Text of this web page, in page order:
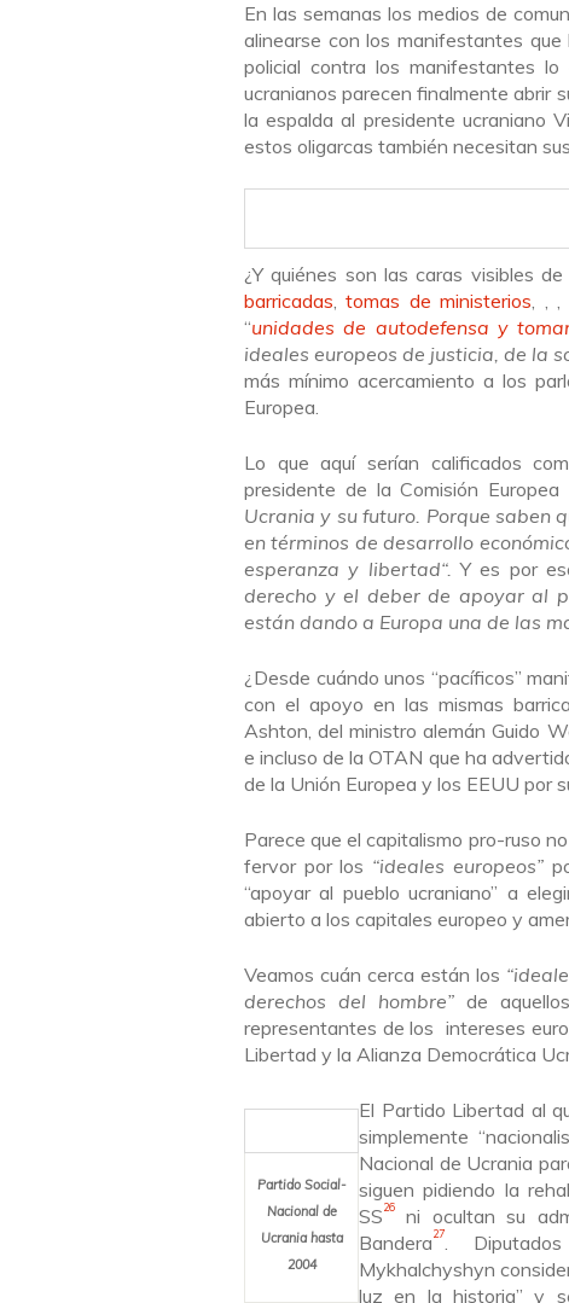
En las semanas los medios de
alinearse con los manifestantes
policial contra los manifestantes
ucranianos parecen finalmente abrir
la espalda al presidente ucraniano
estos oligarcas también necesitan
¿Y quiénes son las caras visibles de
barricadas,tomas de ministerios, ,,
“unidades de autodefensa y
ideales europeos de justicia, de la
más mínimo acercamiento a los
Europea.
Lo que aquí serían calificados
presidente de la Comisión
Ucrania y su futuro. Porque saben
en términos de desarrollo
esperanza y libertad“. Y es por
derecho y el deber de apoyar al
están dando a Europa una de las
¿Desde cuándo unos “pacíficos”
con el apoyo en las mismas
Ashton, del ministro alemánGuido
e incluso de la OTAN que ha
de la Unión Europea y los EEUU por
Parece que el capitalismo pro-ruso
fervor por los “ideales europeos”
“apoyar al pueblo ucraniano” a
abierto a los capitales europeo y
Veamos cuán cerca están los “
derechos del hombre” de
representantes de los intereses
Libertad y la Alianza Democrática
Partido Social-
Nacional de
Ucrania hasta
2004
El Partido Libertad al
simplemente
Nacional de Ucrania
siguen pidiendo la
SS26
ni ocultan su
Bandera27.
Mykhalchyshyn
luz en la historia” y